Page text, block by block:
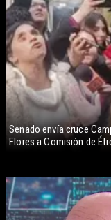
Senado envía cruce
Flores a Comisión de